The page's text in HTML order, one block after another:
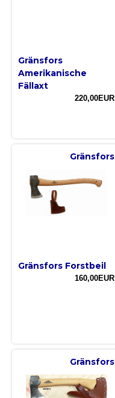
Gränsfors
Amerikanische
Fällaxt
220,00EUR
Gränsfors
Gränsfors Forstbeil
160,00EUR
Gränsfors